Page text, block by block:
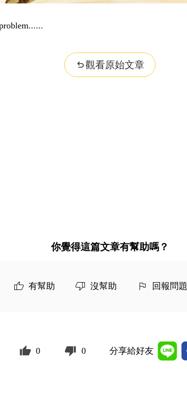
觀看原始文章
你覺得這篇文章有幫助嗎？
有幫助 沒幫助 回報問題
0 0 分享給好友